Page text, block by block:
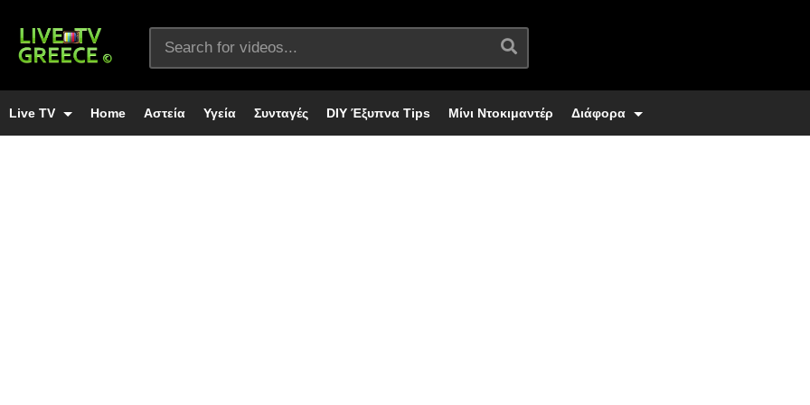
Live TV Home Αστεία Υγεία Συνταγές DIY Έξυπνα Tips Μίνι Ντοκιμαντέρ Διάφορα